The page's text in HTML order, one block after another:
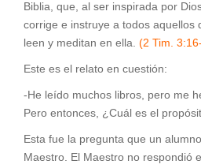
Biblia, que, al ser inspirada por
corrige e instruye a todos aquellos
leen y meditan en ella. (2 Tim.
Este es el relato en cuestión:
-He leído muchos libros, pero me
Pero entonces, ¿Cuál es el
Esta fue la pregunta que un
Maestro. El Maestro no respondió